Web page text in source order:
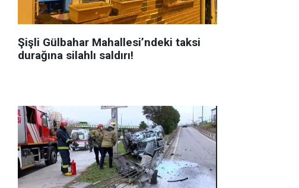
Şişli Gülbahar Mahallesi’ndeki taksi
durağına silahlı saldırı!